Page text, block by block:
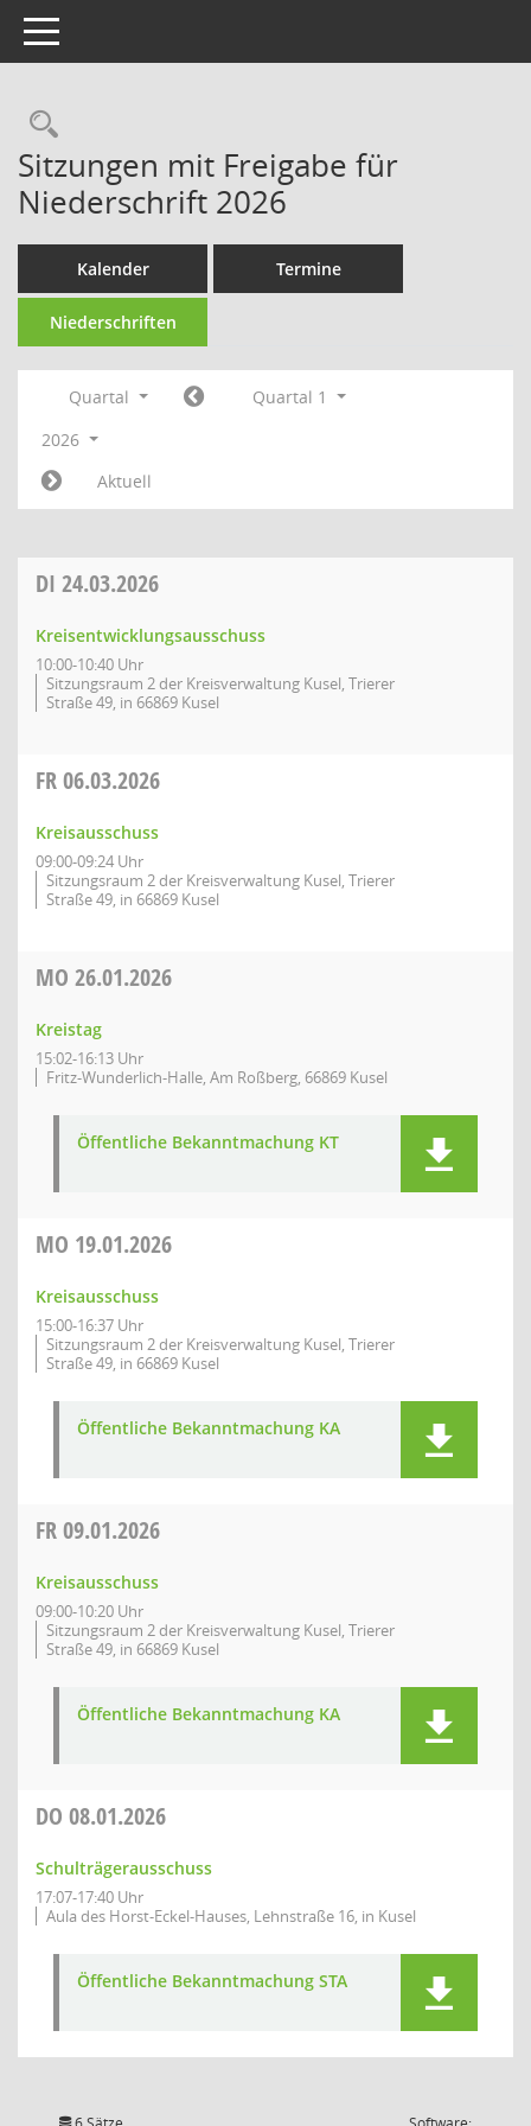
Toggle navigation
Rechercheauswahl
Sitzungen mit Freigabe für
Niederschrift 2026
Kalender Termine
Niederschriften
Quartal
Quartal 1
2026
Aktuell
DI 24.03.2026
Kreisentwicklungsausschuss
10:00-10:40 Uhr
Sitzungsraum 2 der Kreisverwaltung Kusel, Trierer
Straße 49, in 66869 Kusel
FR06.03.2026
Kreisausschuss
09:00-09:24 Uhr
Sitzungsraum 2 der Kreisverwaltung Kusel, Trierer
Straße 49, in 66869 Kusel
MO 26.01.2026
Kreistag
15:02-16:13 Uhr
Fritz-Wunderlich-Halle, Am Roßberg, 66869 Kusel
Öffentliche Bekanntmachung KT
MO 19.01.2026
Kreisausschuss
15:00-16:37 Uhr
Sitzungsraum 2 der Kreisverwaltung Kusel, Trierer
Straße 49, in 66869 Kusel
Öffentliche Bekanntmachung KA
FR09.01.2026
Kreisausschuss
09:00-10:20 Uhr
Sitzungsraum 2 der Kreisverwaltung Kusel, Trierer
Straße 49, in 66869 Kusel
Öffentliche Bekanntmachung KA
DO 08.01.2026
Schulträgerausschuss
17:07-17:40 Uhr
Aula des Horst-Eckel-Hauses, Lehnstraße 16, in Kusel
Öffentliche Bekanntmachung STA